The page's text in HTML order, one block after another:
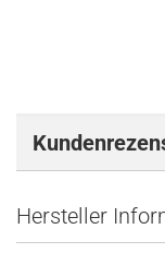
Hersteller